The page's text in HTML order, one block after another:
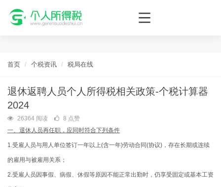
个人所得税网，最新个税资讯平台，您的个税管理专家！
首页 个税资讯 税局在线
退休返聘人员个人所得税相关政策-个税计算器
2024
26364 阅读
8 点赞
一、退休人员再任职，应同时符合下列条件
1.受雇人员与用人单位签订一年以上(含一年)劳动合同(协议)，存在长期或连续
的雇用与被雇用关系；
2.受雇人员因事假、病假、休假等原因不能正常出勤时，仍享受固定或基本工资